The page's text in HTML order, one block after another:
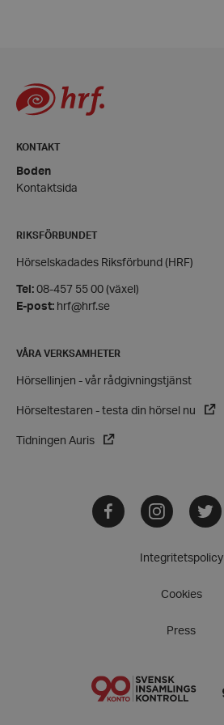
KONTAKT
Boden
Kontaktsida
RIKSFÖRBUNDET
Hörselskadades Riksförbund (HRF)
Tel: 08-457 55 00 (växel)
E-post: hrf@hrf.se
VÅRA VERKSAMHETER
Hörsellinjen - vår rådgivningstjänst
Hörseltestaren - testa din hörsel nu
Tidningen Auris
FacebookInstagramTwitter
Integritetspolicy
Cookies
Press
PHPSESSID
Privacy Policy